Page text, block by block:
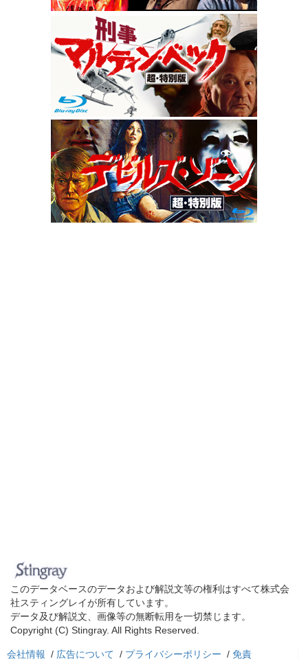
このデータベースのデータおよび解説文等の権利はすべて株式会
社スティングレイが所有しています。
データ及び解説文、画像等の無断転用を一切禁じます。
Copyright (C) Stingray. All Rights Reserved.
会社情報 / 広告について / プライバシーポリシー / 免責